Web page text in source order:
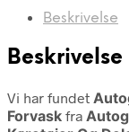
Beskrivelse
Beskrivelse
Vi har fundet
Forvask fra